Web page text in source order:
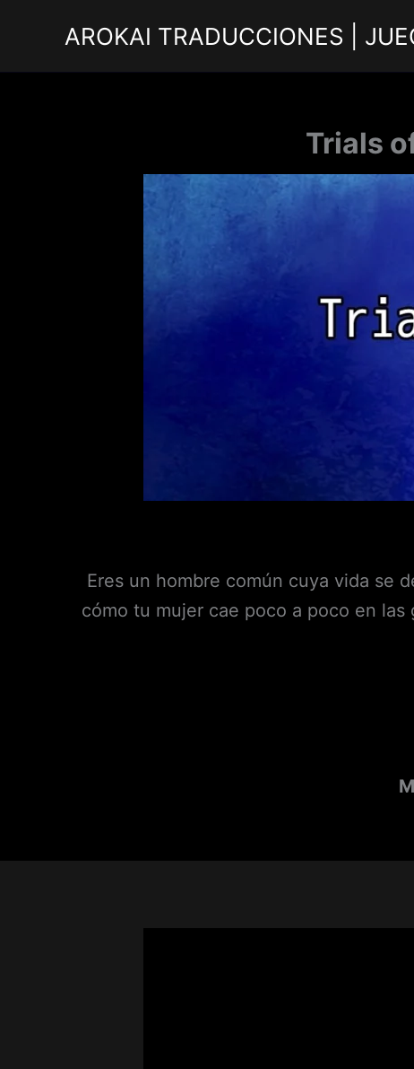
AROKAI TRADUCCIONES |
Trials
Eres un hombre común cuya vida se
cómo tu mujer cae poco a poco en